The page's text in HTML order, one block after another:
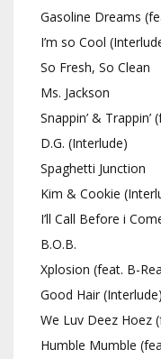
Gasoline Dreams
I’m so Cool
So Fresh, So Clean
Ms. Jackson
Snappin’ &
D.G. (Interlude)
Spaghetti Junction
Kim & Cookie
I’ll Call Before i
B.O.B.
Xplosion (feat. B-
Good Hair (Interlude)
We Luv Deez Hoez
Humble Mumble